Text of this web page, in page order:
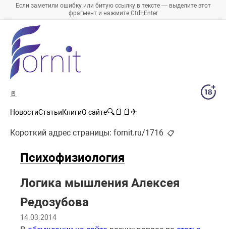
Если заметили ошибку или битую ссылку в тексте — выделите этот
фрагмент и нажмите Ctrl+Enter
🚪
НовостиСтатьиКнигиО сайте🔍 📄 📄 ✈
Короткий адрес страницы: fornit.ru/1716 📋
Психофизиология
Логика мышления Алексея
Редозубова
14.03.2014